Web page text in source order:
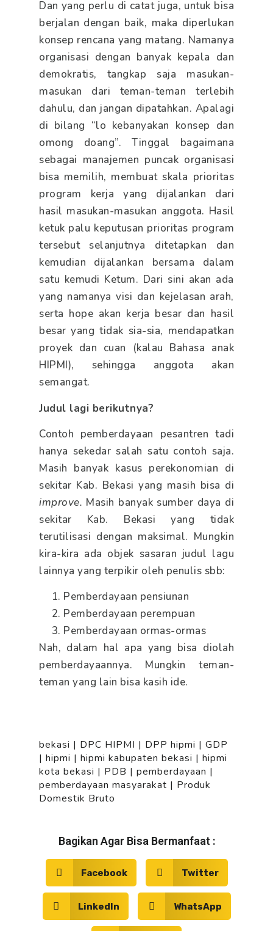
Dan yang perlu di catat juga, untuk bisa
berjalan dengan baik, maka diperlukan
konsep rencana yang matang. Namanya
organisasi dengan banyak kepala dan
demokratis, tangkap saja masukan-
masukan dari teman-teman terlebih
dahulu, dan jangan dipatahkan. Apalagi
di bilang “lo kebanyakan konsep dan
omong doang”. Tinggal bagaimana
sebagai manajemen puncak organisasi
bisa memilih, membuat skala prioritas
program kerja yang dijalankan dari
hasil masukan-masukan anggota. Hasil
ketuk palu keputusan prioritas program
tersebut selanjutnya ditetapkan dan
kemudian dijalankan bersama dalam
satu kemudi Ketum. Dari sini akan ada
yang namanya visi dan kejelasan arah,
serta hope akan kerja besar dan hasil
besar yang tidak sia-sia, mendapatkan
proyek dan cuan (kalau Bahasa anak
HIPMI), sehingga anggota akan
semangat.
Judul lagi berikutnya?
Contoh pemberdayaan pesantren tadi
hanya sekedar salah satu contoh saja.
Masih banyak kasus perekonomian di
sekitar Kab. Bekasi yang masih bisa di
improve. Masih banyak sumber daya di
sekitar Kab. Bekasi yang tidak
terutilisasi dengan maksimal. Mungkin
kira-kira ada objek sasaran judul lagu
lainnya yang terpikir oleh penulis sbb:
Pemberdayaan pensiunan
Pemberdayaan perempuan
Pemberdayaan ormas-ormas
Nah, dalam hal apa yang bisa diolah
pemberdayaannya. Mungkin teman-
teman yang lain bisa kasih ide.
bekasi | DPC HIPMI | DPP hipmi | GDP
| hipmi | hipmi kabupaten bekasi | hipmi
kota bekasi | PDB | pemberdayaan |
pemberdayaan masyarakat | Produk
Domestik Bruto
Bagikan Agar Bisa Bermanfaat :
Facebook Twitter
LinkedIn WhatsApp